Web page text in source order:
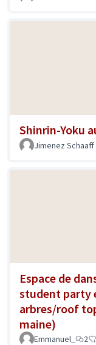
Shinrin-Yoku
Jimenez Schaaff
Espace de
student party
arbres/roof
maine)
Emmanuel_ 2